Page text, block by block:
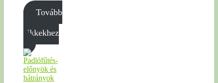
Tovább
cikkekhez